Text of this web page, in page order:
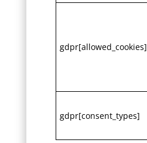
gdpr[allowed_cookies]
gdpr[consent_types]